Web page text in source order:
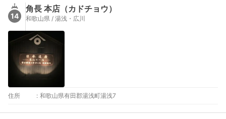
14
角長 本店（カドチョウ）
和歌山県 / 湯浅・広川
住所 : 和歌山県有田郡湯浅町湯浅7